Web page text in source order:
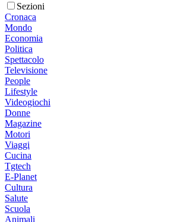
Sezioni
Cronaca
Mondo
Economia
Politica
Spettacolo
Televisione
People
Lifestyle
Videogiochi
Donne
Magazine
Motori
Viaggi
Cucina
Tgtech
E-Planet
Cultura
Salute
Scuola
Animali